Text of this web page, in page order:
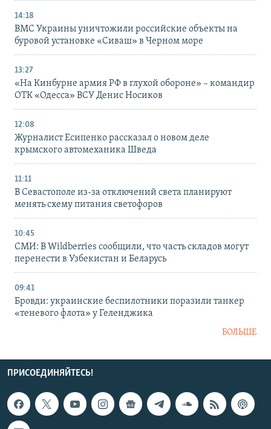
14:18
ВМС Украины уничтожили российские объекты на
буровой установке «Сиваш» в Черном море
13:27
«На Кинбурне армия РФ в глухой обороне» – командир
ОТК «Одесса» ВСУ Денис Носиков
12:08
Журналист Есипенко рассказал о новом деле
крымского автомеханика Шведа
11:11
В Севастополе из-за отключений света планируют
менять схему питания светофоров
10:45
СМИ: В Wildberries сообщили, что часть складов могут
перенести в Узбекистан и Беларусь
09:41
Бровди: украинские беспилотники поразили танкер
«теневого флота» у Геленджика
БОЛЬШЕ
ПРИСОЕДИНЯЙТЕСЬ!